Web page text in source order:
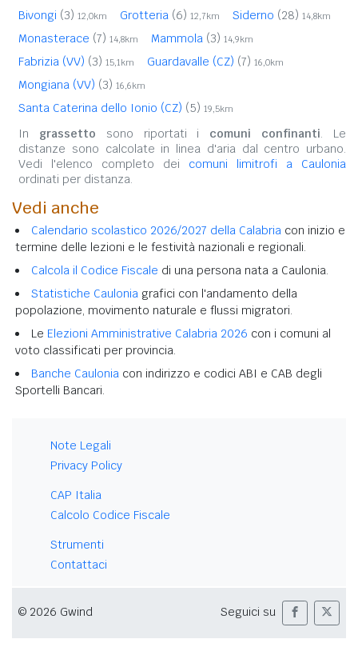
Bivongi (3) 12,0km Grotteria (6) 12,7km Siderno (28) 14,8km
Monasterace (7) 14,8km Mammola (3) 14,9km
Fabrizia (VV) (3) 15,1km Guardavalle (CZ) (7) 16,0km
Mongiana (VV) (3) 16,6km
Santa Caterina dello Ionio (CZ) (5) 19,5km
In grassetto sono riportati i comuni confinanti. Le
distanze sono calcolate in linea d'aria dal centro urbano.
Vedi l'elenco completo dei comuni limitrofi a Caulonia
ordinati per distanza.
Vedi anche
Calendario scolastico 2026/2027 della Calabria con inizio e
termine delle lezioni e le festività nazionali e regionali.
Calcola il Codice Fiscale di una persona nata a Caulonia.
Statistiche Caulonia grafici con l'andamento della
popolazione, movimento naturale e flussi migratori.
Le Elezioni Amministrative Calabria 2026 con i comuni al
voto classificati per provincia.
Banche Caulonia con indirizzo e codici ABI e CAB degli
Sportelli Bancari.
Note Legali
Privacy Policy
CAP Italia
Calcolo Codice Fiscale
Strumenti
Contattaci
© 2026 Gwind Seguici su